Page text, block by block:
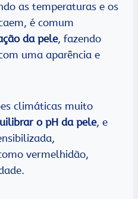
as temperaturas e os
é comum
da pele, fazendo
uma aparência e
climáticas muito
o pH da pele, e
vermelhidão,